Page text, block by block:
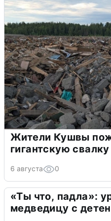
Жители Кушвы
гигантскую свалку
6 августа 0
«Ты что, падла»:
медведицу с